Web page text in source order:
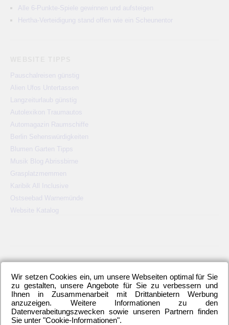
Alle 6-Punkte-Spiele gewinnen und aufsteigen
Hertha-Verteidigung stand offen wie ein Scheunentor
Pauschalreisen günstig
Alien Ufos Untertassen
Langzeiturlaub günstig
Autolexikon Traumautos
Automagazin Raumschiffe
Berlin Sehenswürdigkeiten
Blumen Garten Tipps
Musik Blog Abrissbirne
Grasplatzmemmen
Karibik All Inclusive
Ostseebad Warnemünde
Website Katalog
2. Bundesliga (148) Allgemeines (23) Blauer Montag(22)
Bundesliga(445) DFB-Auswahl (17) DFB-Pokal(62)
EM(21) Freundschaftsspiel Hertha BSC Berlin (699)
Relegationsspiel(4) Schiedsrichter
Wir setzen Cookies ein, um unsere Webseiten optimal für Sie
zu gestalten, unsere Angebote für Sie zu verbessern und
Ihnen in Zusammenarbeit mit Drittanbietern Werbung
anzuzeigen. Weitere Informationen zu den
Datenverabeitungszwecken sowie unseren Partnern finden
Sie unter "Cookie-Informationen".